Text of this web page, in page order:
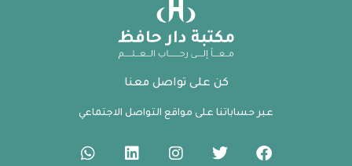
كن على تواصل معنا
عبر حساباتنا على مواقع التواصل الاجتماعي